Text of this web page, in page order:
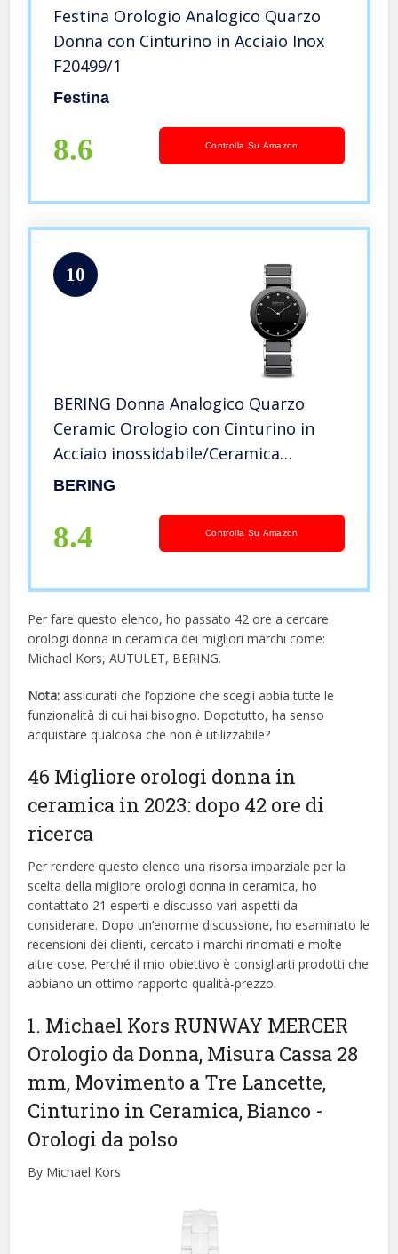
Festina Orologio Analogico Quarzo
Donna con Cinturino in Acciaio Inox
F20499/1
Festina
8.6 Controlla Su Amazon
10
BERING Donna Analogico Quarzo
Ceramic Orologio con Cinturino in
Acciaio inossidabile/Ceramica
Cinturino e Vetro zaffiro 11435-749
BERING
8.4 Controlla Su Amazon
Per fare questo elenco, ho passato 42 ore a cercare
orologi donna in ceramica dei migliori marchi come:
Michael Kors, AUTULET, BERING.
Nota: assicurati che l’opzione che scegli abbia tutte le
funzionalità di cui hai bisogno. Dopotutto, ha senso
acquistare qualcosa che non è utilizzabile?
46 Migliore orologi donna in
ceramica in 2023: dopo 42 ore di
ricerca
Per rendere questo elenco una risorsa imparziale per la
scelta della migliore orologi donna in ceramica, ​​ho
contattato 21 esperti e discusso vari aspetti da
considerare. Dopo un’enorme discussione, ho esaminato le
recensioni dei clienti, cercato i marchi rinomati e molte
altre cose. Perché il mio obiettivo è consigliarti prodotti che
abbiano un ottimo rapporto qualità-prezzo.
1. Michael Kors RUNWAY MERCER
Orologio da Donna, Misura Cassa 28
mm, Movimento a Tre Lancette,
Cinturino in Ceramica, Bianco -
Orologi da polso
By Michael Kors